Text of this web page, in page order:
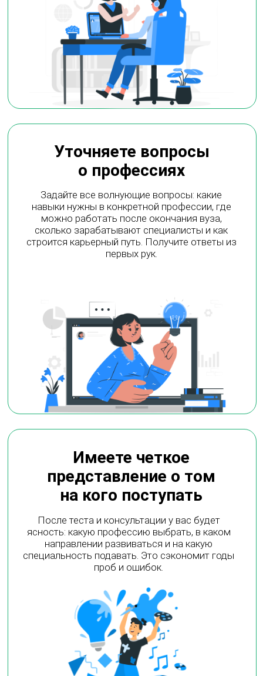
Авторские гайды
Подробные пошаговые инструкции по поступлению
за границу: как выбрать вуз, собрать документы,
написать мотивационное письмо, получить
стипендию и избежать частых ошибок
Тест по английскому
языку
Список университетов с
грантами до 10.000$/год
Тест для определения уровня английского
языка — от A1 до C1 с мгновенными
результатами и рекомендациями для
подготовки к IELTS
Список проверенных университетов по всему миру,
где можно получить грант до $10.000 в год на
обучение — с условиями, сроками подачи и
ссылками на официальные источники.
БОНУС 1
(200$)
8 авторских
видеоуроков (16
Чёткое понимание всех этапов
поступления — от выбора страны и
программы до финальной подачи
документов.
Сможете определить, какая
страна и вуз подходят именно
вам.